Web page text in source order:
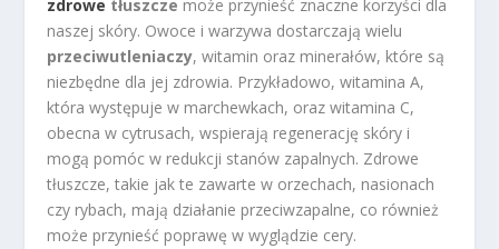
zdrowe tłuszcze może przynieść znaczne korzyści dla
naszej skóry. Owoce i warzywa dostarczają wielu
przeciwutleniaczy, witamin oraz minerałów, które są
niezbędne dla jej zdrowia. Przykładowo, witamina A,
która występuje w marchewkach, oraz witamina C,
obecna w cytrusach, wspierają regenerację skóry i
mogą pomóc w redukcji stanów zapalnych. Zdrowe
tłuszcze, takie jak te zawarte w orzechach, nasionach
czy rybach, mają działanie przeciwzapalne, co również
może przynieść poprawę w wyglądzie cery.